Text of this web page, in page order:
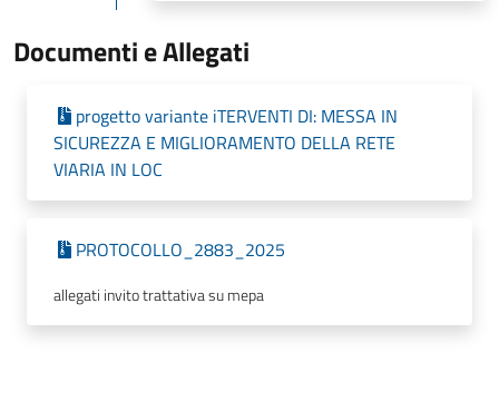
Documenti e Allegati
progetto variante iTERVENTI DI: MESSA IN
SICUREZZA E MIGLIORAMENTO DELLA RETE
VIARIA IN LOC
PROTOCOLLO_2883_2025
allegati invito trattativa su mepa